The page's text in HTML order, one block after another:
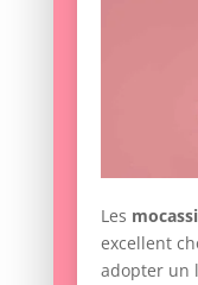
Les
excellent
adopter un